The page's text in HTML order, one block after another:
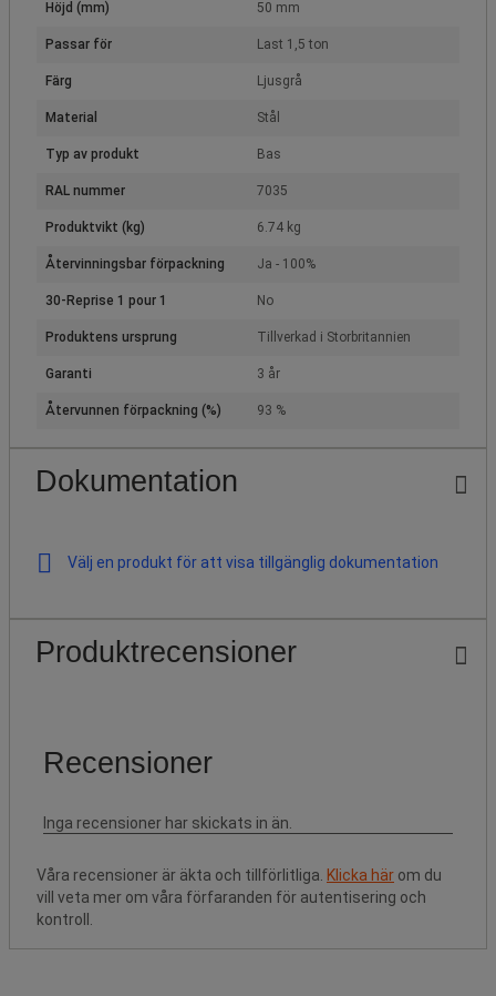
Höjd (mm) 50 mm
Passar för Last 1,5 ton
Färg Ljusgrå
Material Stål
Typ av produkt Bas
RAL nummer 7035
Produktvikt (kg) 6.74 kg
Återvinningsbar förpackning Ja - 100%
30-Reprise 1 pour 1 No
Produktens ursprung Tillverkad i Storbritannien
Garanti 3 år
Återvunnen förpackning (%) 93 %
Dokumentation
Välj en produkt för att visa tillgänglig dokumentation
Produktrecensioner
Våra recensioner är äkta och tillförlitliga. Klicka här om du
vill veta mer om våra förfaranden för autentisering och
kontroll.